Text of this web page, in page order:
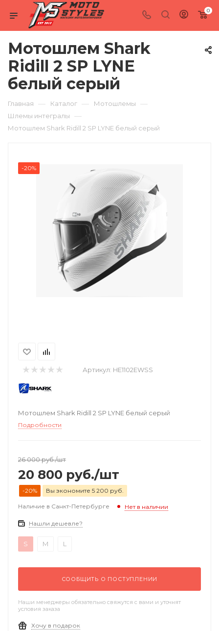
0
Мотошлем Shark
Ridill 2 SP LYNE
белый серый
Главная — Каталог — Мотошлемы —
Шлемы интегралы —
Мотошлем Shark Ridill 2 SP LYNE белый серый
-20%
Артикул: HE1102EWSS
Мотошлем Shark Ridill 2 SP LYNE белый серый
Подробности
26 000руб./шт
20 800 руб./шт
-20% Вы экономите 5 200 руб.
Наличие в Санкт-Петербурге Нет в наличии
Нашли дешевле?
S M L
СООБЩИТЬ О ПОСТУПЛЕНИИ
Наши менеджеры обязательно свяжутся с вами и уточнят
условия заказа
Хочу в подарок